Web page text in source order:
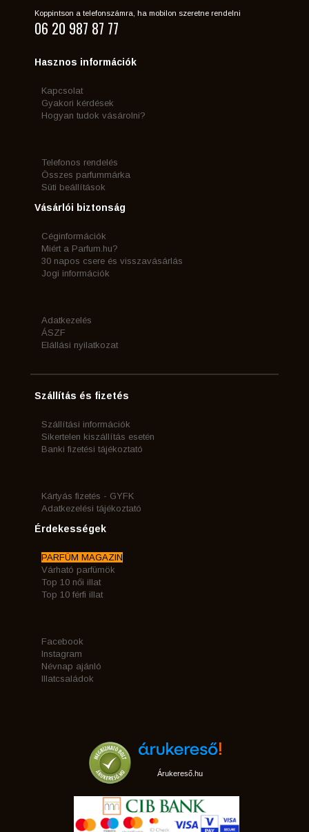
Koppintson a telefonszámra, ha mobilon szeretne rendelni
06 20 987 87 77
Hasznos információk
Kapcsolat
Gyakori kérdések
Hogyan tudok vásárolni?
Telefonos rendelés
Összes parfummárka
Süti beállítások
Vásárlói biztonság
Céginformációk
Miért a Parfum.hu?
30 napos csere és visszavásárlás
Jogi információk
Adatkezelés
ÁSZF
Elállási nyilatkozat
Szállítás és fizetés
Szállítási információk
Sikertelen kiszállítás esetén
Banki fizetési tájékoztató
Kártyás fizetés - GYFK
Adatkezelési tájékoztató
Érdekességek
PARFÜM MAGAZIN
Várható parfümök
Top 10 női illat
Top 10 férfi illat
Facebook
Instagram
Névnap ajánló
Illatcsaládok
Árukereső.hu